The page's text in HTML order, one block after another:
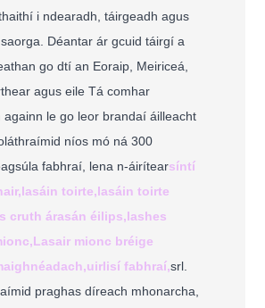
i ndearadh, táirgeadh agus
Déantar ár gcuid táirgí a
go dtí an Eoraip, Meiriceá,
agus eile Tá comhar
againn le go leor brandaí áilleacht
níos mó ná 300
fabhraí, lena n-áirítearsíntí
lasáin toirte,lasáin toirte
cruth árasán éilips,lashes
Lasair mionc bréige
uirlisí fabhraí,srl.
praghas díreach mhonarcha,